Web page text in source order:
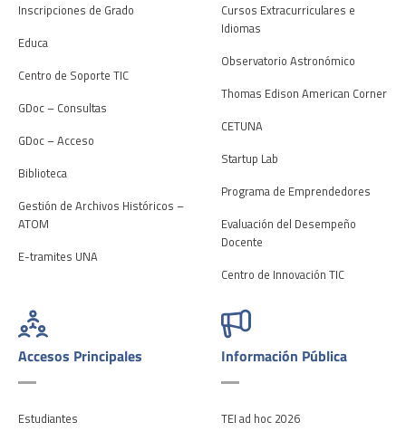
Inscripciones de Grado
Educa
Centro de Soporte TIC
GDoc – Consultas
GDoc – Acceso
Biblioteca
Gestión de Archivos Históricos –
ATOM
E-tramites UNA
Cursos Extracurriculares e
Idiomas
Observatorio Astronómico
Thomas Edison American Corner
CETUNA
Startup Lab
Programa de Emprendedores
Evaluación del Desempeño
Docente
Centro de Innovación TIC
Accesos Principales
Estudiantes
Información Pública
TEI ad hoc 2026